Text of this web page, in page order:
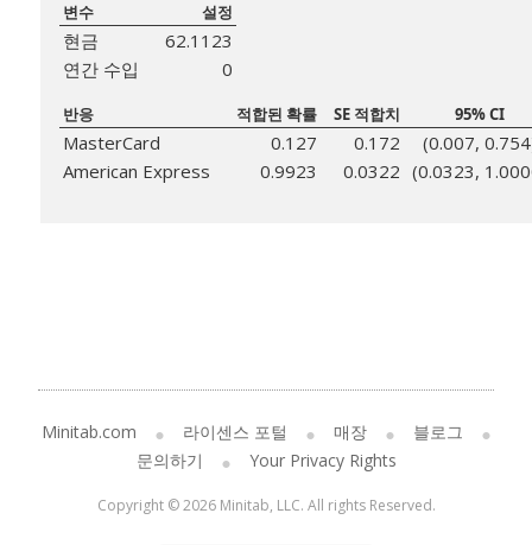
변수 설정
현금
62.1123
연간 수입
0
반응 적합된 확률 SE 적합치 95% CI
MasterCard 0.127 0.172
(0.007,
American Express
0.9923 0.0322 (0.0323,
Minitab.com 라이센스 포털 매장
블로그
문의하기
Your Privacy Rights
Copyright © 2026 Minitab, LLC. All rights Reserved.